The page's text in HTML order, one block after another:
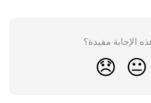
الإجابة مفيدة؟
😞 😐